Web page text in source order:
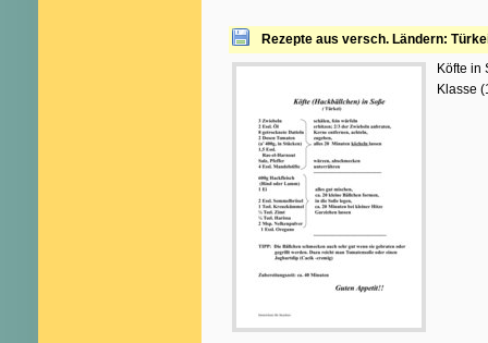
Rezepte aus versch. Ländern:
Köfte in
Klasse